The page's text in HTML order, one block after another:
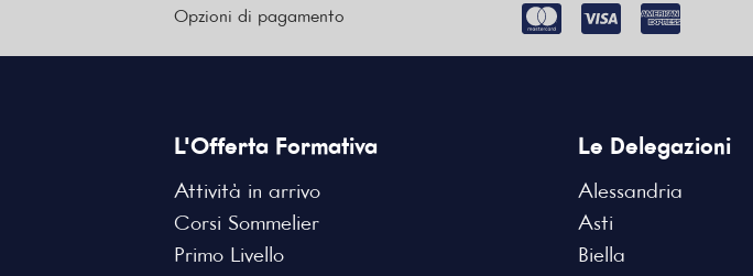
Opzioni di pagamento
L'Offerta Formativa
Attività in arrivo
Corsi Sommelier
Primo Livello
Le Delegazioni
Alessandria
Asti
Biella